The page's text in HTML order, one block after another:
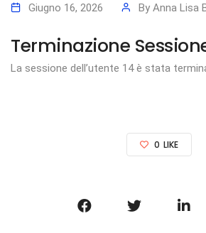
Giugno 16, 2026 By Anna Lisa
Terminazione
La sessione dell’utente 14 è stata
0 LIKE